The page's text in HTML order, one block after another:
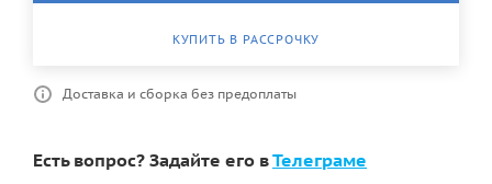
КУПИТЬ В РАССРОЧКУ
Доставка и сборка без предоплаты
Есть вопрос? Задайте его вТелеграме